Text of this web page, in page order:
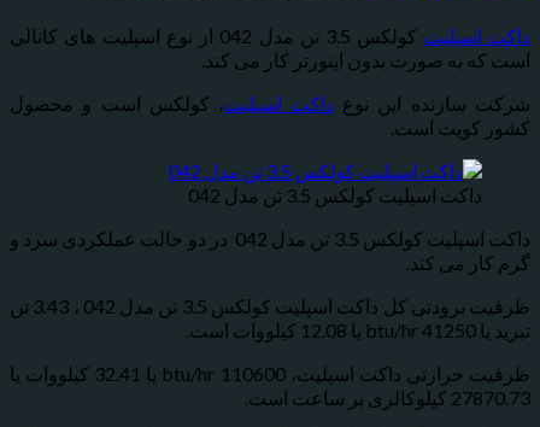
کولکس 3.5 تن مدل 042 از نوع اسپلیت های کانالی
به صورت بدون اینورتر کار می کند.
این نوعداکت اسپلیت ، کولکس است و محصول
است.
اسپلیت کولکس 3.5 تن مدل 042
داکت اسپلیت کولکس 3.5 تن مدل 042 در دو حالت عملکردی سرد و
می کند.
ظرفیت برودتی کل داکت اسپلیت کولکس 3.5 تن مدل 042 ، 3.43 تن
ظرفیت حرارتی داکت اسپلیت، 110600 btu/hr یا 32.41 کیلووات یا
ساعت است.